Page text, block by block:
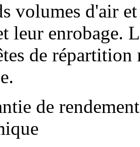
volumes d'air
leur enrobage.
de
de